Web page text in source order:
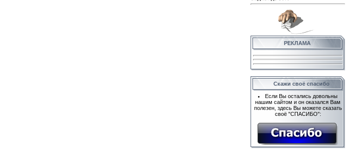
РЕКЛАМА
Скажи своё спасибо
Если Вы остались довольны
нашим сайтом и он оказался Вам
полезен, здесь Вы можете сказать
своё "СПАСИБО":